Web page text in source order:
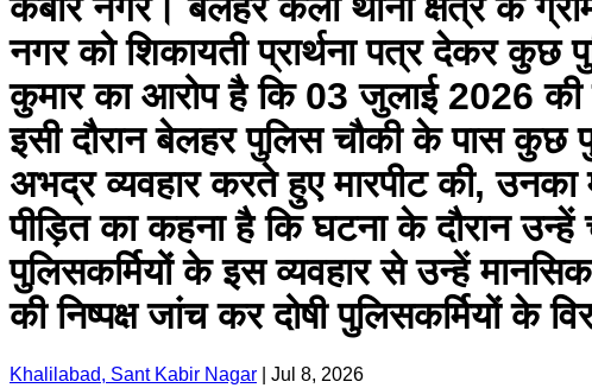
कबीर नगर। बेलहर कला थाना क्षेत्र के
नगर को शिकायती प्रार्थना पत्र देकर कुछ
कुमार का आरोप है कि 03 जुलाई 2026
इसी दौरान बेलहर पुलिस चौकी के पास कुछ
अभद्र व्यवहार करते हुए मारपीट की,
पीड़ित का कहना है कि घटना के दौरान
पुलिसकर्मियों के इस व्यवहार से उन्हें
की निष्पक्ष जांच कर दोषी पुलिसकर्मियों के
Khalilabad, Sant Kabir Nagar Jul 8, 2026